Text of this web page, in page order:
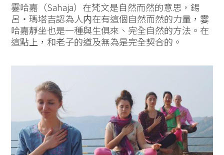
霎哈嘉（Sahaja）在梵文是自然而然的意思，錫
呂‧瑪塔吉認為人内在有這個自然而然的力量，霎
哈嘉靜坐也是一種與生俱來、完全自然的方法。在
這點上，和老子的道及無為是完全契合的。